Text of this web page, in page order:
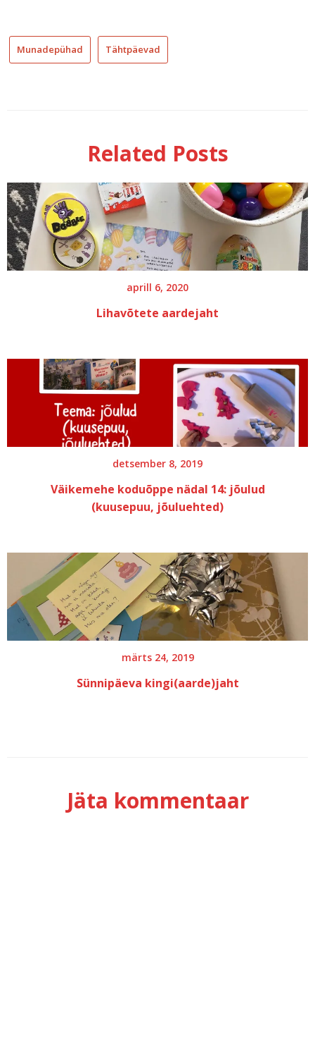
Munadepühad Tähtpäevad
parim
retsept
retsept
Related Posts
aprill 6, 2020
Lihavõtete aardejaht
detsember 8, 2019
Väikemehe koduõppe nädal 14: jõulud
(kuusepuu, jõuluehted)
märts 24, 2019
Sünnipäeva kingi(aarde)jaht
Jäta kommentaar